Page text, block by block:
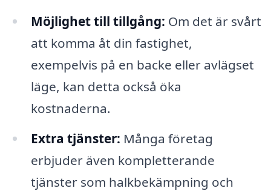
Möjlighet till tillgång: Om det är svårt
att komma åt din fastighet,
exempelvis på en backe eller avlägset
läge, kan detta också öka
kostnaderna.
Extra tjänster: Många företag
erbjuder även kompletterande
tjänster som halkbekämpning och